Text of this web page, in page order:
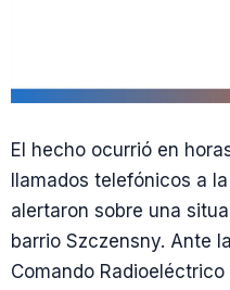
El hecho ocurrió en
llamados telefónicos a
alertaron sobre una
barrio Szczensny. Ante
Comando